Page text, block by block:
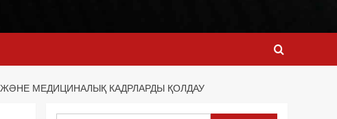
МЕДИЦИНАЛЫҚ КАДРЛАРДЫ ҚОЛДАУ